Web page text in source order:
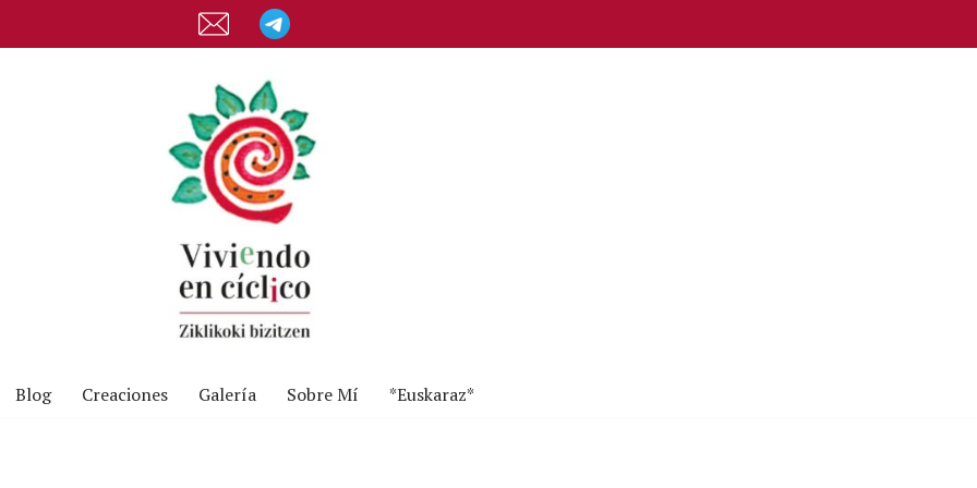
Blog Creaciones Galería Sobre Mí *Euskaraz*